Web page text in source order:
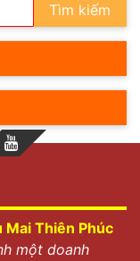
Tìm kiếm
Mai Thiên Phúc
một doanh